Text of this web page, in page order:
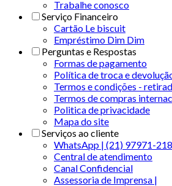
Trabalhe conosco
Serviço Financeiro
Cartão Le biscuit
Empréstimo Dim Dim
Perguntas e Respostas
Formas de pagamento
Política de troca e
Termos e condições -
Termos de compras
Politica de privacidade
Mapa do site
Serviços ao cliente
WhatsApp | (21) 97971-
Central de atendimento
Canal Confidencial
Assessoria de Imprensa |